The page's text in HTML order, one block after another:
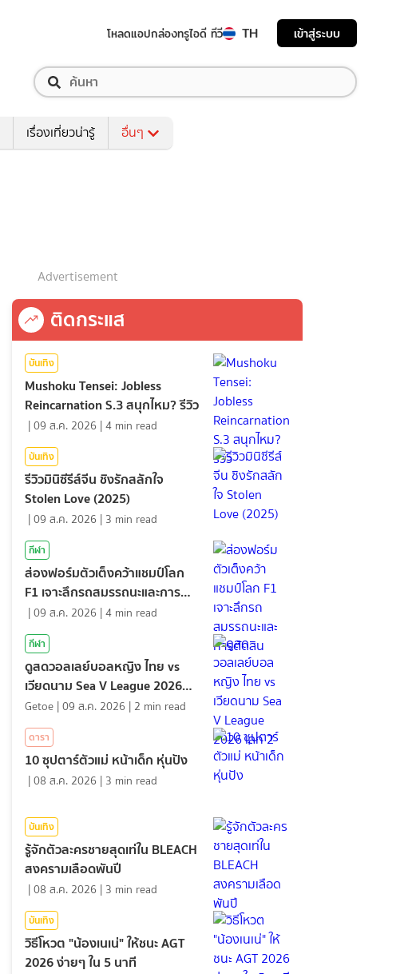
โหลดแอปกล่องทรูไอดี ทีวี TH เข้าสู่ระบบ
เรื่องเที่ยวน่ารู้ อื่นๆ
Advertisement
ติดกระแส
บันเทิง
Mushoku Tensei: Jobless
Reincarnation S.3 สนุกไหม? รีวิว
|09 ส.ค. 2026 |4 min read
บันเทิง
รีวิวมินิซีรีส์จีน ชิงรักสลักใจ
Stolen Love (2025)
|09 ส.ค. 2026 | 3 min read
กีฬา
ส่องฟอร์มตัวเต็งคว้าแชมป์โลก
F1 เจาะลึกรถสมรรถนะและการ
ตัดสิน
|09 ส.ค. 2026 |4 min read
กีฬา
ดูสดวอลเลย์บอลหญิง ไทย vs
เวียดนาม Sea V League 2026
เลก 2
Getoe |09 ส.ค. 2026 | 2 min read
ดารา
10 ซุปตาร์ตัวแม่ หน้าเด็ก หุ่นปัง
|08 ส.ค. 2026 | 3 min read
บันเทิง
รู้จักตัวละครชายสุดเท่ใน BLEACH
สงครามเลือดพันปี
|08 ส.ค. 2026 | 3 min read
บันเทิง
วิธีโหวต "น้องเนเน่" ให้ชนะ AGT
2026 ง่ายๆ ใน 5 นาที